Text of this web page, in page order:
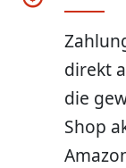
direkt
die
Shop